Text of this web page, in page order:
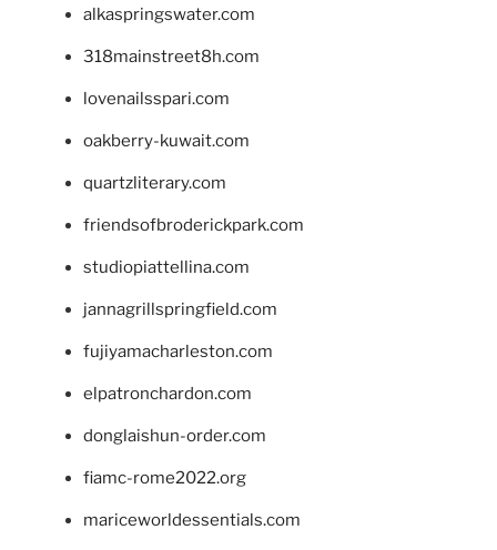
alkaspringswater.com
318mainstreet8h.com
lovenailsspari.com
oakberry-kuwait.com
quartzliterary.com
friendsofbroderickpark.com
studiopiattellina.com
jannagrillspringfield.com
fujiyamacharleston.com
elpatronchardon.com
donglaishun-order.com
fiamc-rome2022.org
mariceworldessentials.com